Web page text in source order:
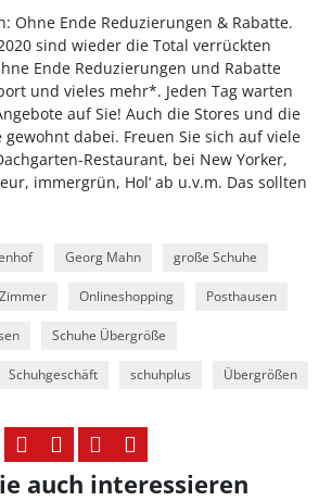
Ohne Ende Reduzierungen & Rabatte.
sind wieder die Total verrückten
Ende Reduzierungen und Rabatte
und vieles mehr*. Jeden Tag warten
auf Sie! Auch die Stores und die
dabei. Freuen Sie sich auf viele
Restaurant, bei New Yorker,
immergrün, Hol‘ ab u.v.m. Das sollten
Georg Mahn große Schuhe
Onlineshopping Posthausen
Schuhe Übergröße
Schuhgeschäft schuhplus Übergrößen
auch interessieren